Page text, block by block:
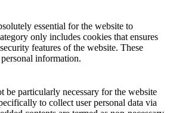
essential for the website to
only includes cookies that ensures
features of the website. These
information.
be particularly necessary for the website
to collect user personal data via